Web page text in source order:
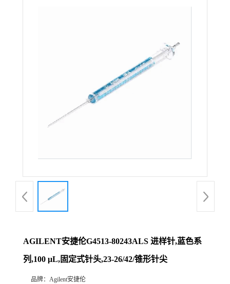
AGILENT安捷伦G4513-80243ALS 进样针,蓝色系
列,100 μL,固定式针头,23-26/42/锥形针尖
品牌： Agilent安捷伦